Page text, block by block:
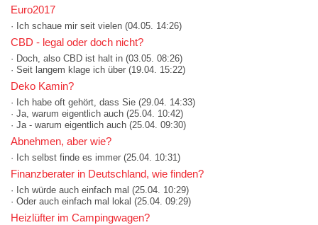
Euro2017
· Ich schaue mir seit vielen (04.05. 14:26)
CBD - legal oder doch nicht?
· Doch, also CBD ist halt in (03.05. 08:26)
· Seit langem klage ich über (19.04. 15:22)
Deko Kamin?
· Ich habe oft gehört, dass Sie (29.04. 14:33)
· Ja, warum eigentlich auch (25.04. 10:42)
· Ja - warum eigentlich auch (25.04. 09:30)
Abnehmen, aber wie?
· Ich selbst finde es immer (25.04. 10:31)
Finanzberater in Deutschland, wie finden?
· Ich würde auch einfach mal (25.04. 10:29)
· Oder auch einfach mal lokal (25.04. 09:29)
Heizlüfter im Campingwagen?